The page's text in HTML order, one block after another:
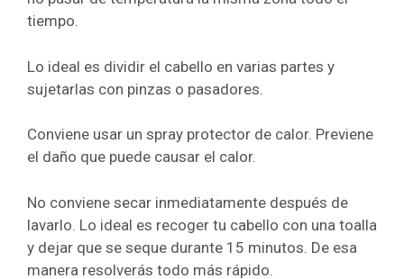
tiempo.
Lo ideal es dividir el cabello en varias partes y
sujetarlas con pinzas o pasadores.
Conviene usar un spray protector de calor. Previene
el daño que puede causar el calor.
No conviene secar inmediatamente después de
lavarlo. Lo ideal es recoger tu cabello con una toalla
y dejar que se seque durante 15 minutos. De esa
manera resolverás todo más rápido.